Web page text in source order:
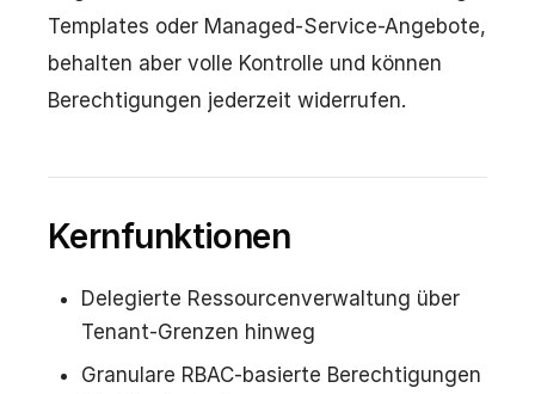
Templates oder Managed-Service-Angebote,
behalten aber volle Kontrolle und können
Berechtigungen jederzeit widerrufen.
Kernfunktionen
Delegierte Ressourcenverwaltung über
Tenant-Grenzen hinweg
Granulare RBAC-basierte Berechtigungen